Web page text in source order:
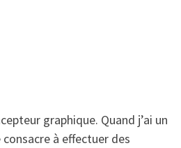
graphique. Quand j’ai un
à effectuer des